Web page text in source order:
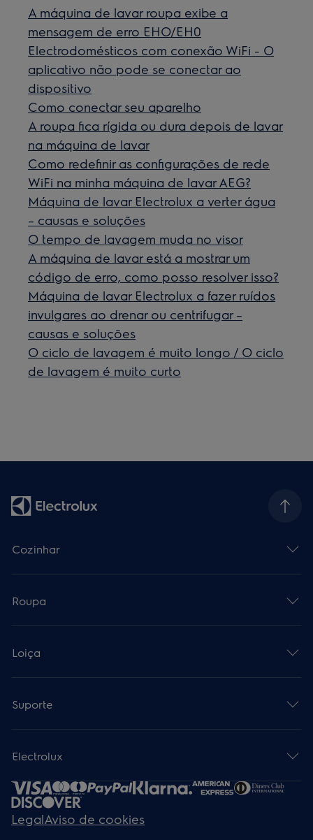
A máquina de lavar roupa exibe a
mensagem de erro EHO/EH0
Electrodomésticos com conexão WiFi - O
aplicativo não pode se conectar ao
dispositivo
Como conectar seu aparelho
A roupa fica rígida ou dura depois de lavar
na máquina de lavar
Como redefinir as configurações de rede
WiFi na minha máquina de lavar AEG?
Máquina de lavar Electrolux a verter água
– causas e soluções
O tempo de lavagem muda no visor
A máquina de lavar está a mostrar um
código de erro, como posso resolver isso?
Máquina de lavar Electrolux a fazer ruídos
invulgares ao drenar ou centrifugar –
causas e soluções
O ciclo de lavagem é muito longo / O ciclo
de lavagem é muito curto
Cozinhar
Roupa
Loiça
Suporte
Electrolux
LegalAviso de cookies